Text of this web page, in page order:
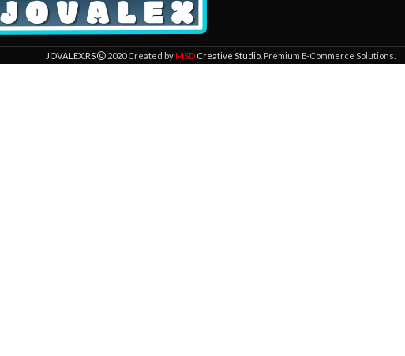
JOVALEX.RS 2020 Created byMSDCreative Studio. Premium E-Commerce Solutions.